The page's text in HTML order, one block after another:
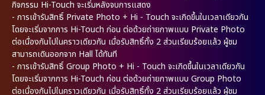
กิจกรรม Hi-Touch จะเริ่มหลังจบการแสดง
- การเข้ารับสิทธิ์ Private Photo + Hi - Touch จะเกิดขึ้นในเวลาเดียวกัน
โดยจะเริ่มจากการ Hi-Touch ก่อน ต่อด้วยถ่ายภาพแบบ Private Photo
ต่อเนื่องกันไปในคราวเดียวกัน เมื่อรับสิทธิ์ทั้ง 2 ส่วนเรียบร้อยแล้ว ผู้ชม
สามารถเดินออกจาก Hall ได้ทันที
- การเข้ารับสิทธิ์ Group Photo + Hi - Touch จะเกิดขึ้นในเวลาเดียวกัน
โดยจะเริ่มจากการ Hi-Touch ก่อน ต่อด้วยถ่ายภาพแบบ Group Photo
ต่อเนื่องกันไปในคราวเดียวกัน เมื่อรับสิทธิ์ทั้ง 2 ส่วนเรียบร้อยแล้ว ผู้ชม